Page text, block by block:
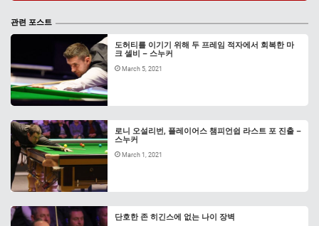
관련 포스트
도허티를 이기기 위해 두 프레임 적자에서 회복한 마
크 셀비 – 스누커
March 5, 2021
로니 오설리번, 플레이어스 챔피언쉽 라스트 포 진출 –
스누커
March 1, 2021
단호한 존 히긴스에 없는 나이 장벽